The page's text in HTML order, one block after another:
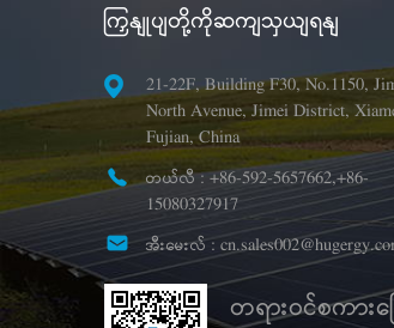
ကြှနျုပျတို့ကိုဆကျသှယျရနျ
21-22F, Building F30, No.1150,
North Avenue, Jimei District,
Fujian, China
တယ်လီ :+86-592-5657662,+86-
15080327917
အီးမေးလ် :
တရားဝင်စကားပ